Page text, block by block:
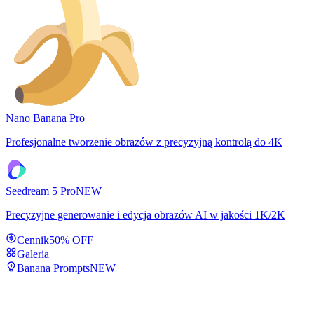
Nano Banana Pro
Profesjonalne tworzenie obrazów z precyzyjną kontrolą do 4K
Seedream 5 ProNEW
Precyzyjne generowanie i edycja obrazów AI w jakości 1K/2K
Cennik50% OFF
Galeria
Banana PromptsNEW